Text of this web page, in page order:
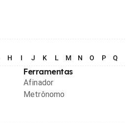
H I J K L M N O P Q
Ferramentas
Afinador
Metrônomo